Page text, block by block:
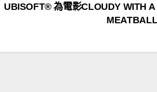
UBISOFT® 為電影CLOUDY WITH